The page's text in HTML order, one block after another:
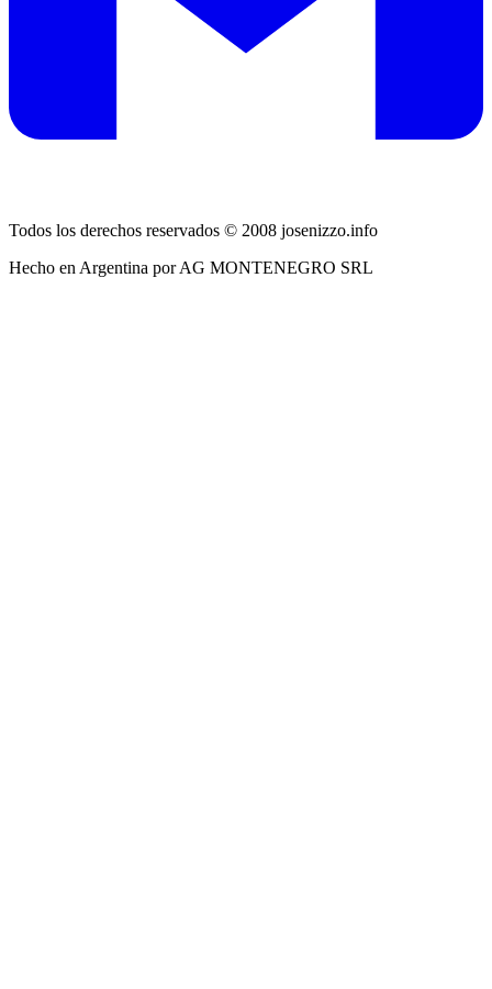
Todos los derechos reservados © 2008 josenizzo.info
Hecho en Argentina por AG MONTENEGRO SRL